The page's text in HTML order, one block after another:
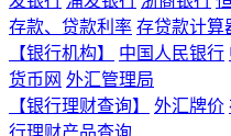
存款、贷款利率 存贷款计算
【银行机构】
中国人民银行
货币网 外汇管理局
【银行理财查询】
外汇牌价
行理财产品查询